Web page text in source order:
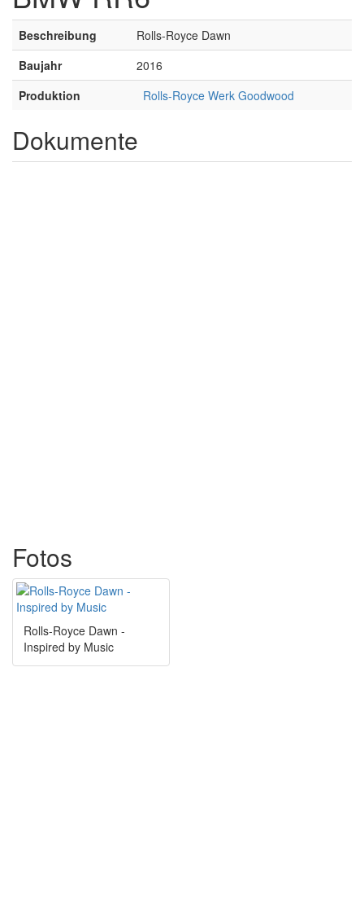
Beschreibung
Rolls-Royce Dawn
Baujahr
2016
Produktion
Rolls-Royce Werk Goodwood
Dokumente
Fotos
Rolls-Royce Dawn -
Inspired by Music